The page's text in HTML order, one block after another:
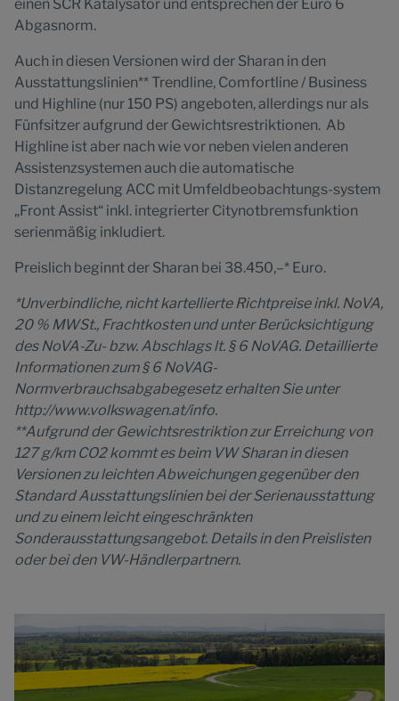
einen SCR Katalysator und entsprechen der Euro 6
Abgasnorm.
Auch in diesen Versionen wird der Sharan in den
Ausstattungslinien** Trendline, Comfortline / Business
und Highline (nur 150 PS) angeboten, allerdings nur als
Fünfsitzer aufgrund der Gewichtsrestriktionen. Ab
Highline ist aber nach wie vor neben vielen anderen
Assistenzsystemen auch die automatische
Distanzregelung ACC mit Umfeldbeobachtungs-system
„Front Assist“ inkl. integrierter Citynotbremsfunktion
serienmäßig inkludiert.
Preislich beginnt der Sharan bei 38.450,–* Euro.
*Unverbindliche, nicht kartellierte Richtpreise inkl. NoVA,
20 % MWSt., Frachtkosten und unter Berücksichtigung
des NoVA-Zu- bzw. Abschlags lt. § 6 NoVAG. Detaillierte
Informationen zum § 6 NoVAG-
Normverbrauchsabgabegesetz erhalten Sie unter
http://www.volkswagen.at/info.
**Aufgrund der Gewichtsrestriktion zur Erreichung von
127 g/km CO2 kommt es beim VW Sharan in diesen
Versionen zu leichten Abweichungen gegenüber den
Standard Ausstattungslinien bei der Serienausstattung
und zu einem leicht eingeschränkten
Sonderausstattungsangebot. Details in den Preislisten
oder bei den VW-Händlerpartnern.